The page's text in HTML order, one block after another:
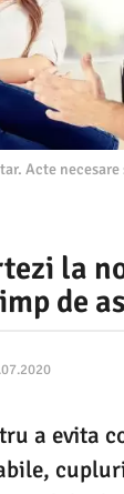
Acte
la
de
0
a evita